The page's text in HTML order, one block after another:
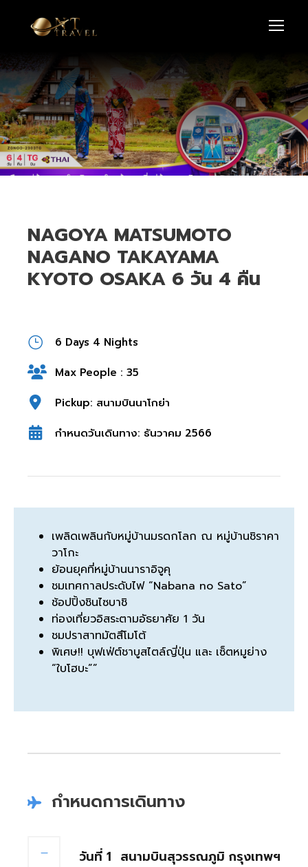
NAGOYA MATSUMOTO
NAGANO TAKAYAMA
KYOTO OSAKA 6 วัน 4 คืน
6 Days 4 Nights
Max People : 35
Pickup: สนามบินนาโกย่า
กำหนดวันเดินทาง: ธันวาคม 2566
เพลิดเพลินกับหมู่บ้านมรดกโลก ณ หมู่บ้านชิราคา
วาโกะ
ย้อนยุคที่หมู่บ้านนาราอิจูคุ
ชมเทศกาลประดับไฟ “Nabana no Sato”
ช้อปปิ้งชินไซบาชิ
ท่องเที่ยวอิสระตามอัธยาศัย 1 วัน
ชมปราสาทมัตสึโมโต้
พิเศษ!! บุฟเฟ่ต์ชาบูสไตล์ญี่ปุ่น และ เซ็ตหมูย่าง
“ใบโฮบะ””
กำหนดการเดินทาง
วันที่ 1 สนามบินสุวรรณภูมิ กรุงเทพฯ